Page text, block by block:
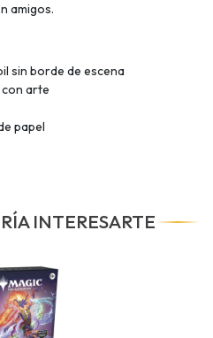
amigos.
sin borde de escena
arte
papel
INTERESARTE